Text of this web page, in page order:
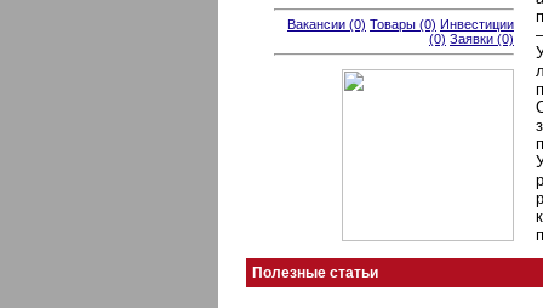
Вакансии (0) Товары (0) Инвестиции
(0) Заявки (0)
Полезные статьи